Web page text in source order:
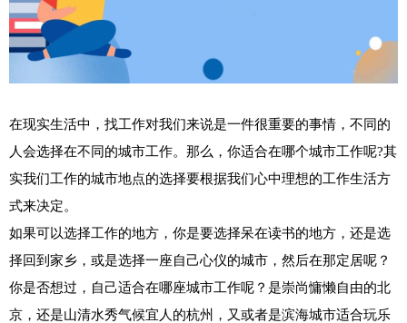
在现实生活中，找工作对我们来说是一件很重要的事情，不同的
人会选择在不同的城市工作。那么，你适合在哪个城市工作呢?其
实我们工作的城市地点的选择要根据我们心中理想的工作生活方
式来决定。
如果可以选择工作的地方，你是要选择呆在读书的地方，还是选
择回到家乡，或是选择一座自己心仪的城市，然后在那定居呢？
你是否想过，自己适合在哪座城市工作呢？是崇尚慵懒自由的北
京，还是山清水秀气候宜人的杭州，又或者是滨海城市适合玩乐